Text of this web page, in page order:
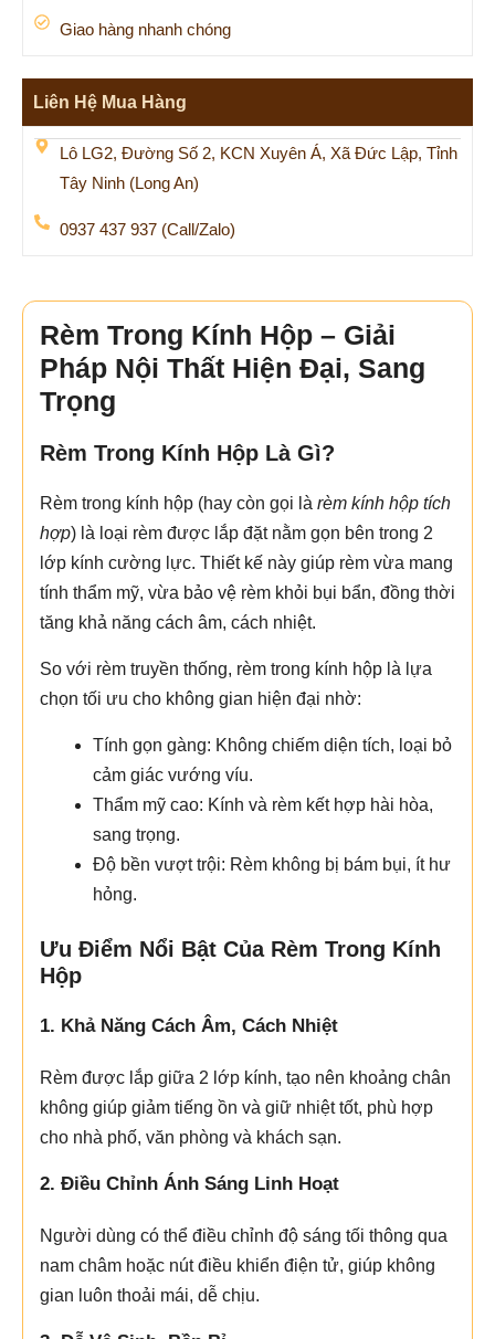
Giao hàng nhanh chóng
Liên Hệ Mua Hàng
Lô LG2, Đường Số 2, KCN Xuyên Á, Xã Đức Lập, Tỉnh
Tây Ninh (Long An)
0937 437 937 (Call/Zalo)
Rèm Trong Kính Hộp – Giải
Pháp Nội Thất Hiện Đại, Sang
Trọng
Rèm Trong Kính Hộp Là Gì?
Rèm trong kính hộp (hay còn gọi là rèm kính hộp tích
hợp) là loại rèm được lắp đặt nằm gọn bên trong 2
lớp kính cường lực. Thiết kế này giúp rèm vừa mang
tính thẩm mỹ, vừa bảo vệ rèm khỏi bụi bẩn, đồng thời
tăng khả năng cách âm, cách nhiệt.
So với rèm truyền thống, rèm trong kính hộp là lựa
chọn tối ưu cho không gian hiện đại nhờ:
Tính gọn gàng: Không chiếm diện tích, loại bỏ
cảm giác vướng víu.
Thẩm mỹ cao: Kính và rèm kết hợp hài hòa,
sang trọng.
Độ bền vượt trội: Rèm không bị bám bụi, ít hư
hỏng.
Ưu Điểm Nổi Bật Của Rèm Trong Kính
Hộp
1. Khả Năng Cách Âm, Cách Nhiệt
Rèm được lắp giữa 2 lớp kính, tạo nên khoảng chân
không giúp giảm tiếng ồn và giữ nhiệt tốt, phù hợp
cho nhà phố, văn phòng và khách sạn.
2. Điều Chỉnh Ánh Sáng Linh Hoạt
Người dùng có thể điều chỉnh độ sáng tối thông qua
nam châm hoặc nút điều khiển điện tử, giúp không
gian luôn thoải mái, dễ chịu.